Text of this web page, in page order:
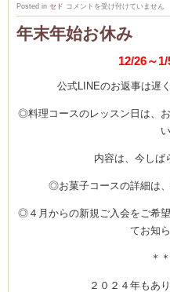
Posted in セド レ
ッ
ス
ン
成
コメントを受け付けていません
年末年始お休み
12/26～
公式LINEのお返事は遅
◎料理コースのレッスン日は、
内容は、今しば
◎お菓子コースの詳細は
◎４月からの新規ご入会をご希
てお知
＊
２０２４年もあ